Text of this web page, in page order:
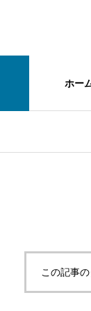
ホー
Social
この記事